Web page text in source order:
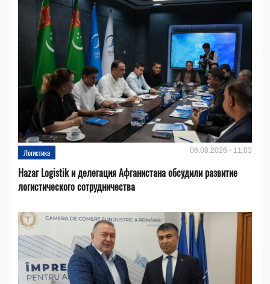
Логистика 06.08.2026 - 11:03
Hazar Logistik и делегация Афганистана обсудили развитие
логистического сотрудничества